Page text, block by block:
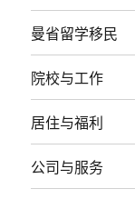
曼省留学移民
院校与工作
居住与福利
公司与服务